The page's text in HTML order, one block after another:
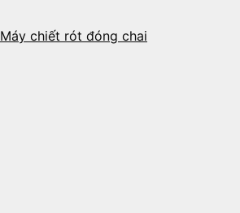
Máy chiết rót đóng chai